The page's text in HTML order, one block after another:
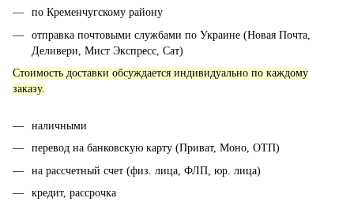
по Кременчугскому району
отправка почтовыми службами по Украине (Новая Почта,
Деливери, Мист Экспресс, Сат)
Стоимость доставки обсуждается индивидуально по каждому
заказу.
наличными
перевод на банковскую карту (Приват, Моно, ОТП)
на рассчетный счет (физ. лица, ФЛП, юр. лица)
кредит, рассрочка